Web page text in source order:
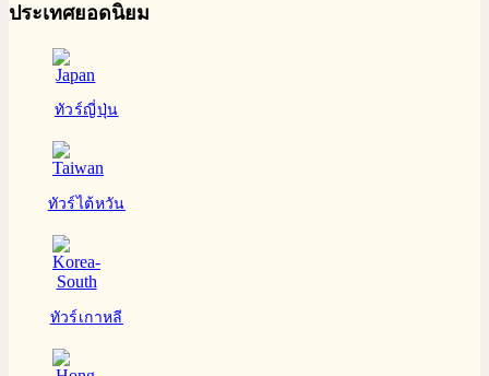
ประเทศยอดนิยม
ทัวร์ญี่ปุ่น
ทัวร์ไต้หวัน
ทัวร์เกาหลี